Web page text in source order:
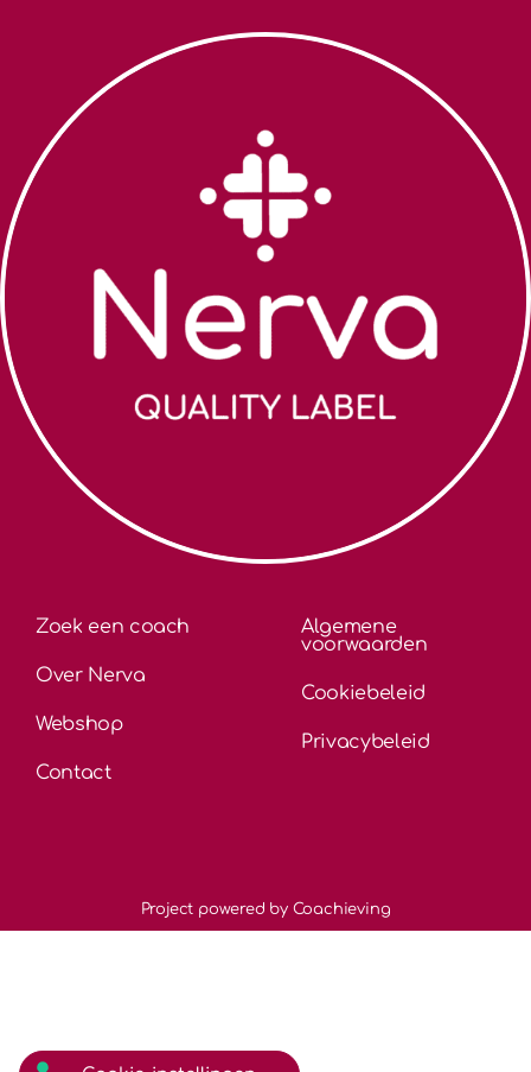
Zoek een coach
Over Nerva
Webshop
Contact
Algemene
voorwaarden
Cookiebeleid
Privacybeleid
Project powered by Coachieving